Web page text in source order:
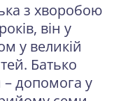
з хворобою
він у
у великій
Батько
– допомога у